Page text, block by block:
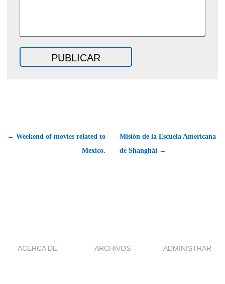
← Weekend of movies related to
Mexico.
Misión de la Escuela Americana
de Shanghái →
ACERCA DE ARCHIVOS ADMINISTRAR